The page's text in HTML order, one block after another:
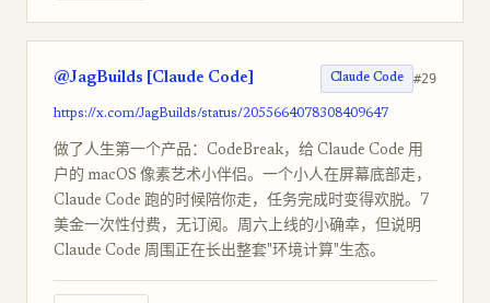
@JagBuilds [Claude Code] Claude Code #29
https://x.com/JagBuilds/status/2055664078308409647
做了人生第一个产品：CodeBreak，给 Claude Code 用
户的 macOS 像素艺术小伴侣。一个小人在屏幕底部走，
Claude Code 跑的时候陪你走，任务完成时变得欢脱。7
美金一次性付费，无订阅。周六上线的小确幸，但说明
Claude Code 周围正在长出整套"环境计算"生态。